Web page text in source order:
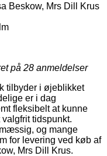
Beskow, Mrs Dill Krus
på 28 anmeldelser
tilbyder i øjeblikket
er i dag
fleksibelt at kunne
tidspunkt.
og mange
for levering ved køb af
Mrs Dill Krus.